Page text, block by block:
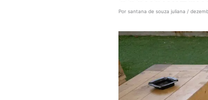
Por santana de souza juliana /